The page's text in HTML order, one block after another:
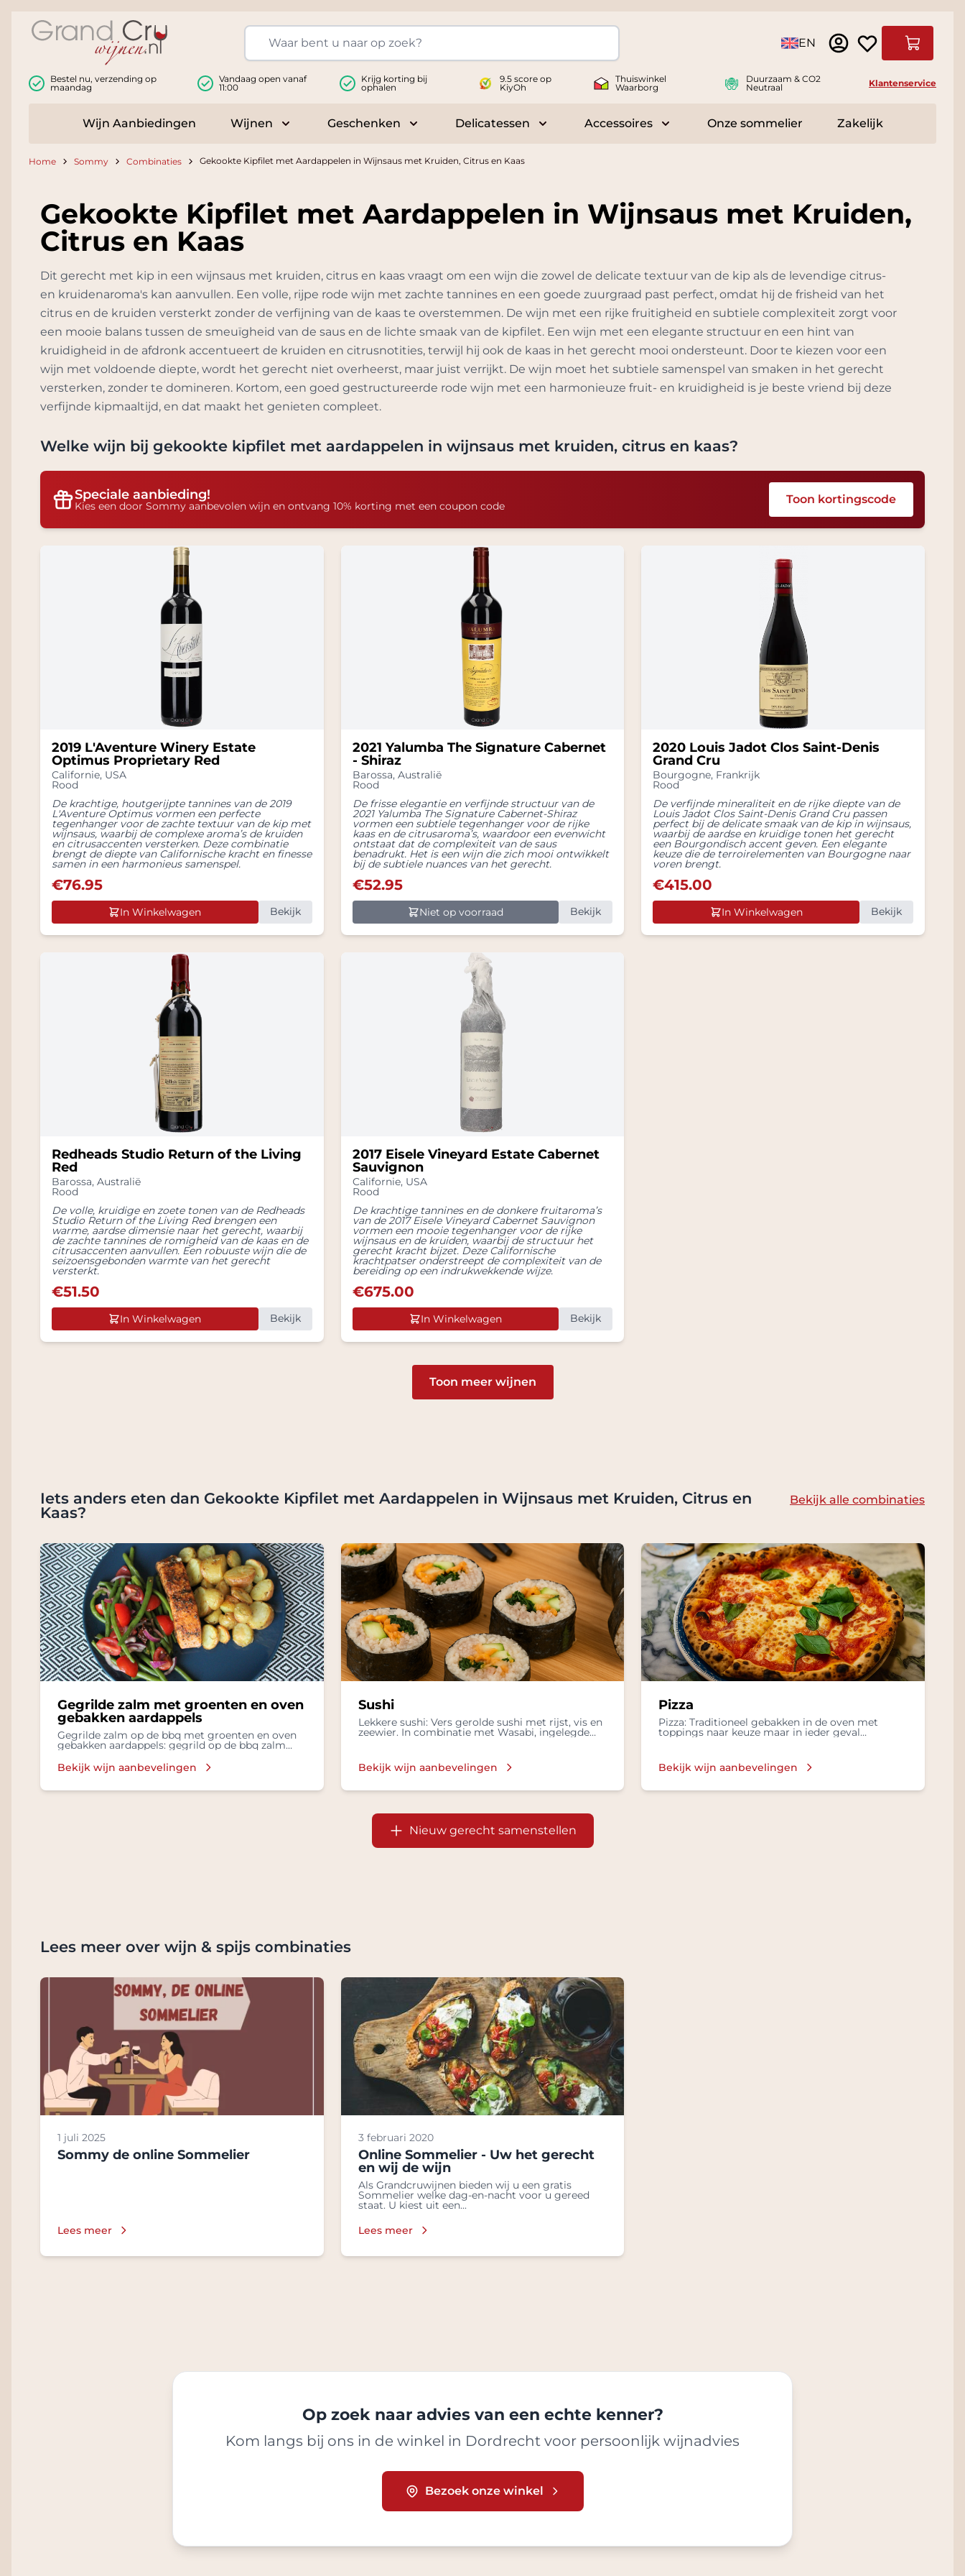
Taal EN
Bestel nu, verzending op
maandag
Vandaag open vanaf
11:00
Krijg korting bij
ophalen
9.5 score op
KiyOh
Thuiswinkel
Waarborg
Duurzaam & CO2
Neutraal
Klantenservice
Wijn Aanbiedingen Wijnen
Toggle submenu for Wijnen
Geschenken
Toggle submenu for Geschenken
Delicatessen
Toggle submenu for Delicatessen
Accessoires
Toggle submenu for Accessoires
Onze sommelier Zakelijk
Home Sommy Combinaties Gekookte Kipfilet met Aardappelen in Wijnsaus met Kruiden, Citrus en Kaas
Gekookte Kipfilet met Aardappelen in Wijnsaus met Kruiden,
Citrus en Kaas
Dit gerecht met kip in een wijnsaus met kruiden, citrus en kaas vraagt om een wijn die zowel de delicate textuur van de kip als de levendige citrus-
en kruidenaroma's kan aanvullen. Een volle, rijpe rode wijn met zachte tannines en een goede zuurgraad past perfect, omdat hij de frisheid van het
citrus en de kruiden versterkt zonder de verfijning van de kaas te overstemmen. De wijn met een rijke fruitigheid en subtiele complexiteit zorgt voor
een mooie balans tussen de smeuïgheid van de saus en de lichte smaak van de kipfilet. Een wijn met een elegante structuur en een hint van
kruidigheid in de afdronk accentueert de kruiden en citrusnotities, terwijl hij ook de kaas in het gerecht mooi ondersteunt. Door te kiezen voor een
wijn met voldoende diepte, wordt het gerecht niet overheerst, maar juist verrijkt. De wijn moet het subtiele samenspel van smaken in het gerecht
versterken, zonder te domineren. Kortom, een goed gestructureerde rode wijn met een harmonieuze fruit- en kruidigheid is je beste vriend bij deze
verfijnde kipmaaltijd, en dat maakt het genieten compleet.
Welke wijn bij gekookte kipfilet met aardappelen in wijnsaus met kruiden, citrus en kaas?
Speciale aanbieding!
Kies een door Sommy aanbevolen wijn en ontvang 10% korting met een coupon code Toon kortingscode
2019 L'Aventure Winery Estate
Optimus Proprietary Red
Californie, USA
Rood
De krachtige, houtgerijpte tannines van de 2019
L'Aventure Optimus vormen een perfecte
tegenhanger voor de zachte textuur van de kip met
wijnsaus, waarbij de complexe aroma’s de kruiden
en citrusaccenten versterken. Deze combinatie
brengt de diepte van Californische kracht en finesse
samen in een harmonieus samenspel.
€76.95
In Winkelwagen Bekijk
2021 Yalumba The Signature Cabernet
- Shiraz
Barossa, Australië
Rood
De frisse elegantie en verfijnde structuur van de
2021 Yalumba The Signature Cabernet-Shiraz
vormen een subtiele tegenhanger voor de rijke
kaas en de citrusaroma’s, waardoor een evenwicht
ontstaat dat de complexiteit van de saus
benadrukt. Het is een wijn die zich mooi ontwikkelt
bij de subtiele nuances van het gerecht.
€52.95
Niet op voorraad Bekijk
2020 Louis Jadot Clos Saint-Denis
Grand Cru
Bourgogne, Frankrijk
Rood
De verfijnde mineraliteit en de rijke diepte van de
Louis Jadot Clos Saint-Denis Grand Cru passen
perfect bij de delicate smaak van de kip in wijnsaus,
waarbij de aardse en kruidige tonen het gerecht
een Bourgondisch accent geven. Een elegante
keuze die de terroirelementen van Bourgogne naar
voren brengt.
€415.00
In Winkelwagen Bekijk
Redheads Studio Return of the Living
Red
Barossa, Australië
Rood
De volle, kruidige en zoete tonen van de Redheads
Studio Return of the Living Red brengen een
warme, aardse dimensie naar het gerecht, waarbij
de zachte tannines de romigheid van de kaas en de
citrusaccenten aanvullen. Een robuuste wijn die de
seizoensgebonden warmte van het gerecht
versterkt.
€51.50
In Winkelwagen Bekijk
2017 Eisele Vineyard Estate Cabernet
Sauvignon
Californie, USA
Rood
De krachtige tannines en de donkere fruitaroma’s
van de 2017 Eisele Vineyard Cabernet Sauvignon
vormen een mooie tegenhanger voor de rijke
wijnsaus en de kruiden, waarbij de structuur het
gerecht kracht bijzet. Deze Californische
krachtpatser onderstreept de complexiteit van de
bereiding op een indrukwekkende wijze.
€675.00
In Winkelwagen Bekijk
Toon meer wijnen
Iets anders eten dan Gekookte Kipfilet met Aardappelen in Wijnsaus met Kruiden, Citrus en
Kaas?
Bekijk alle combinaties
Gegrilde zalm met groenten en oven
gebakken aardappels
Gegrilde zalm op de bbq met groenten en oven
gebakken aardappels: gegrild op de bbq zalm
Bekijk wijn aanbevelingen
Sushi
Lekkere sushi: Vers gerolde sushi met rijst, vis en
zeewier. In combinatie met Wasabi, ingelegde
Bekijk wijn aanbevelingen
Pizza
Pizza: Traditioneel gebakken in de oven met
toppings naar keuze maar in ieder geval
Bekijk wijn aanbevelingen
Nieuw gerecht samenstellen
Lees meer over wijn & spijs combinaties
1 juli 2025
Sommy de online Sommelier
Lees meer
3 februari 2020
Online Sommelier - Uw het gerecht
en wij de wijn
Als Grandcruwijnen bieden wij u een gratis
Sommelier welke dag-en-nacht voor u gereed
staat. U kiest uit een...
Lees meer
Op zoek naar advies van een echte kenner?
Kom langs bij ons in de winkel in Dordrecht voor persoonlijk wijnadvies
Bezoek onze winkel